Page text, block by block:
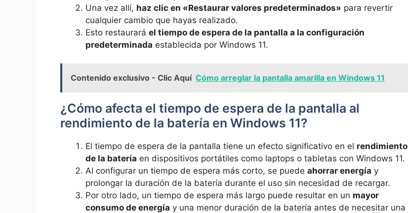
Una vez allí, haz clic en «Restaurar valores predeterminados» para revertir
cualquier cambio que hayas realizado.
Esto restaurará el tiempo de espera de la pantalla a la configuración
predeterminada establecida por Windows 11.
Contenido exclusivo - Clic Aquí Cómo arreglar la pantalla amarilla en Windows 11
¿Cómo afecta el tiempo de espera de la pantalla al
rendimiento de la batería en Windows 11?
El tiempo de espera de la pantalla tiene un efecto significativo en el rendimiento
de la batería en dispositivos portátiles como laptops o tabletas con Windows 11.
Al configurar un tiempo de espera más corto, se puede ahorrar energía y
prolongar la duración de la batería durante el uso sin necesidad de recargar.
Por otro lado, un tiempo de espera más largo puede resultar en un mayor
consumo de energía y una menor duración de la batería antes de necesitar una